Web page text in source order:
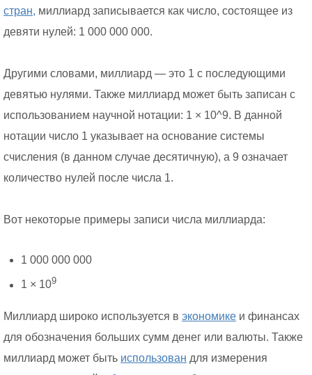
стран, миллиард записывается как число, состоящее из
девяти нулей: 1 000 000 000.
Другими словами, миллиард — это 1 с последующими
девятью нулями. Также миллиард может быть записан с
использованием научной нотации: 1 × 10^9. В данной
нотации число 1 указывает на основание системы
счисления (в данном случае десятичную), а 9 означает
количество нулей после числа 1.
Вот некоторые примеры записи числа миллиарда:
1 000 000 000
1 × 109
Миллиард широко используется в экономике и финансах
для обозначения больших сумм денег или валюты. Также
миллиард может быть использован для измерения